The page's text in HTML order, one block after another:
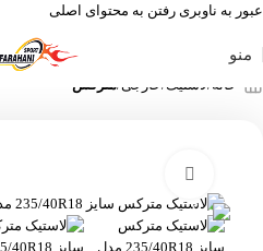
عبور به ناوبری رفتن به محتوای اصلی
منو
خانه لاستیک خارجی مترکس